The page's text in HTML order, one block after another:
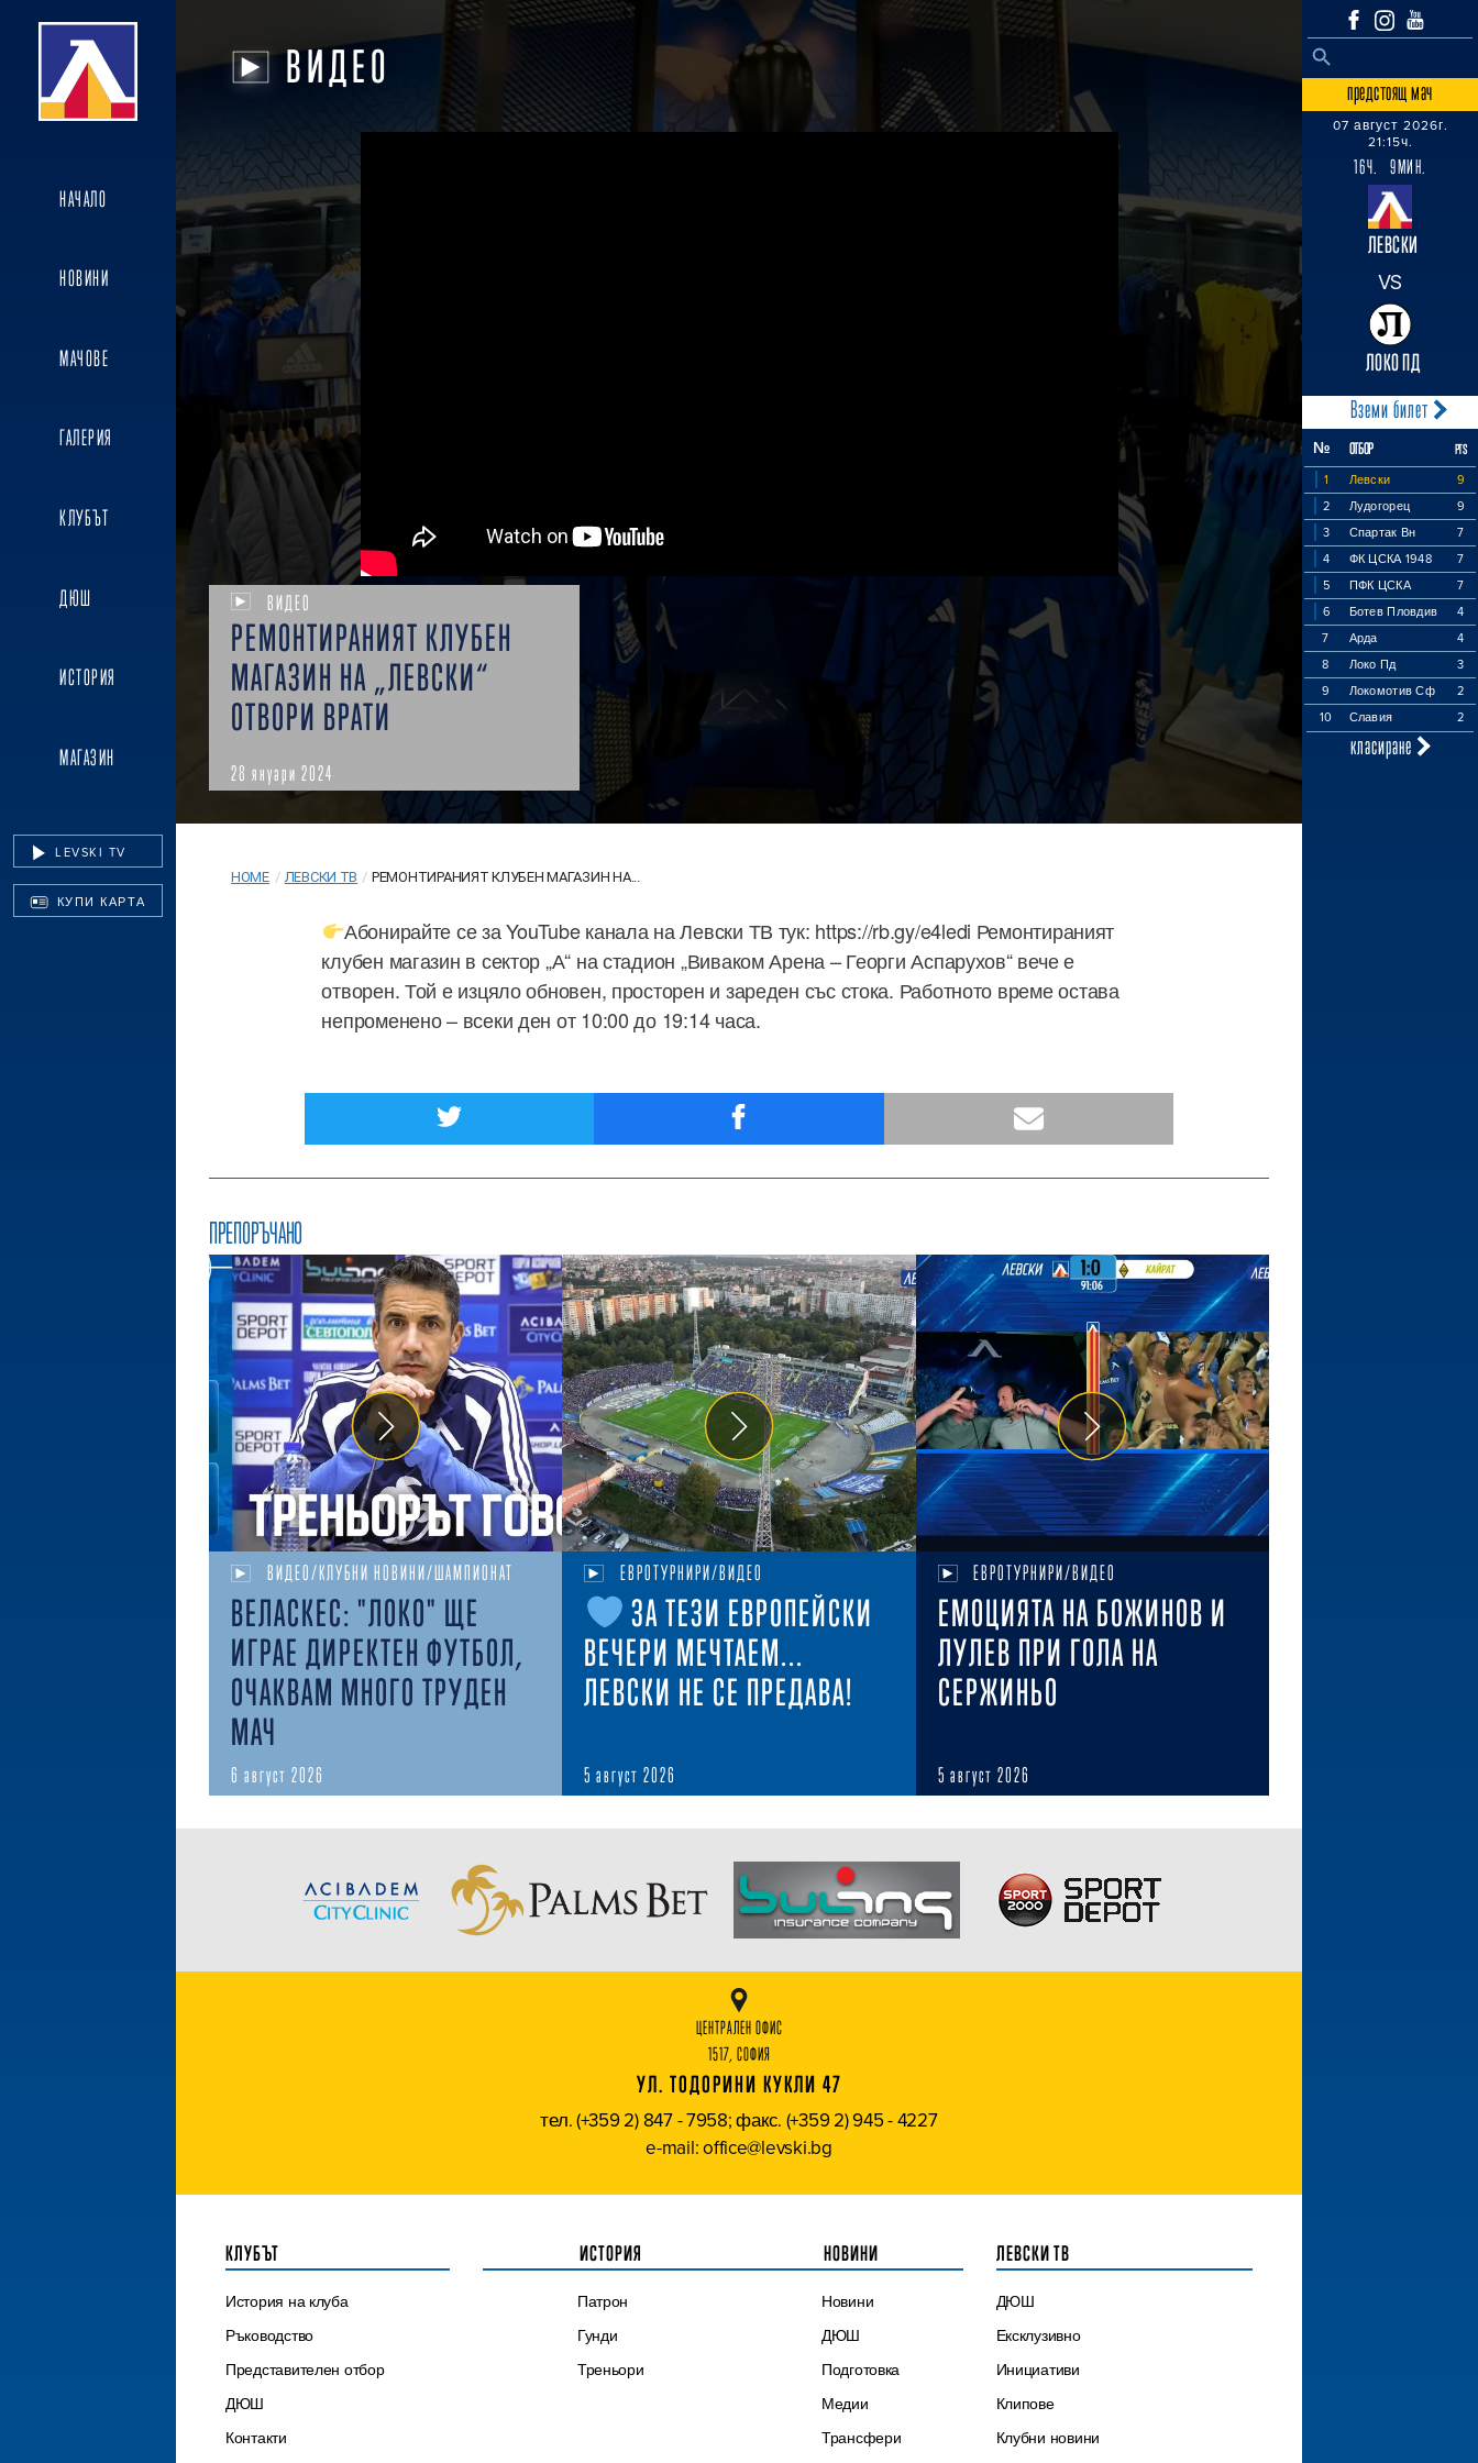
НАЧАЛО
НОВИНИ
МАЧОВЕ
ГАЛЕРИЯ
КЛУБЪТ
ДЮШ
ИСТОРИЯ
МАГАЗИН
LEVSKI TV
КУПИ КАРТА
Search
SEARCH BUTTON
предстоящ мач
07 август 2026г.
21:15ч.
16Ч. 9МИН.
ЛЕВСКИ
VS
ЛОКО ПД
Вземи билет
№ ОТБОР PTS
1 Левски
9
2
Лудогорец
9
3
Спартак Вн
7
4
ФК ЦСКА 1948
7
5
ПФК ЦСКА
7
6
Ботев Пловдив
4
7
Арда
4
8
Локо Пд
3
9
Локомотив Сф
2
10
Славия 2
класиране
ВИДЕО
ВИДЕО
РЕМОНТИРАНИЯТ КЛУБЕН
МАГАЗИН НА „ЛЕВСКИ“
ОТВОРИ ВРАТИ
28 януари 2024
HOME / ЛЕВСКИ ТВ / РЕМОНТИРАНИЯТ КЛУБЕН МАГАЗИН НА...
Абонирайте се за YouTube канала на Левски ТВ тук: https://rb.gy/e4ledi Ремонтираният
клубен магазин в сектор „А“ на стадион „Виваком Арена – Георги Аспарухов“ вече е
отворен. Той е изцяло обновен, просторен и зареден със стока. Работното време остава
непроменено – всеки ден от 10:00 до 19:14 часа.
ПРЕПОРЪЧАНО
ВИДЕО/КЛУБНИ НОВИНИ/ШАМПИОНАТ
ВЕЛАСКЕС: "ЛОКО" ЩЕ
ИГРАЕ ДИРЕКТЕН ФУТБОЛ,
ОЧАКВАМ МНОГО ТРУДЕН
МАЧ
6 август 2026
ЕВРОТУРНИРИ/ВИДЕО
ЗА ТЕЗИ ЕВРОПЕЙСКИ
ВЕЧЕРИ МЕЧТАЕМ...
ЛЕВСКИ НЕ СЕ ПРЕДАВА!
5 август 2026
ЕВРОТУРНИРИ/ВИДЕО
ЕМОЦИЯТА НА БОЖИНОВ И
ЛУЛЕВ ПРИ ГОЛА НА
СЕРЖИНЬО
5 август 2026
ЦЕНТРАЛЕН ОФИС
1517, СОФИЯ
УЛ. ТОДОРИНИ КУКЛИ 47
тел. (+359 2) 847 - 7958; факс. (+359 2) 945 - 4227
e-mail: office@levski.bg
КЛУБЪТ
История на клуба
Ръководство
Представителен отбор
ДЮШ
Контакти
ИСТОРИЯ
Патрон
Гунди
Треньори
НОВИНИ
Новини
ДЮШ
Подготовка
Медии
Трансфери
ЛЕВСКИ ТВ
ДЮШ
Ексклузивно
Инициативи
Клипове
Клубни новини